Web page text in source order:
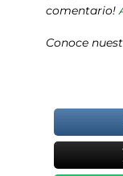
comentario!
Conoce